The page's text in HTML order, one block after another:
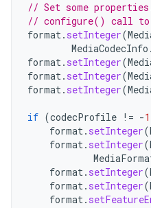
// Set some
// configure() call to
format. setInteger(
MediaCodecInfo .
format. setInteger(
format. setInteger(
format. setInteger(
if (codecProfile != -1
format. setInteger(
format. setInteger(
format. setInteger(
format. setInteger(
format.